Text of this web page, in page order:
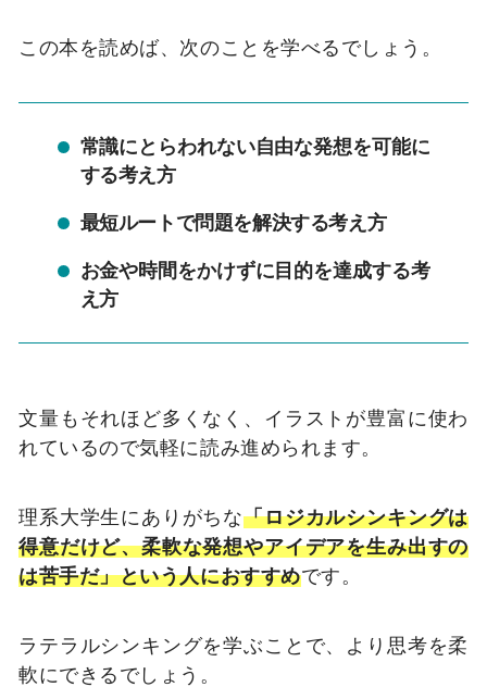
この本を読めば、次のことを学べるでしょう。
常識にとらわれない自由な発想を可能に
する考え方
最短ルートで問題を解決する考え方
お金や時間をかけずに目的を達成する考
え方
文量もそれほど多くなく、イラストが豊富に使わ
れているので気軽に読み進められます。
理系大学生にありがちな「ロジカルシンキングは
得意だけど、柔軟な発想やアイデアを生み出すの
は苦手だ」という人におすすめです。
ラテラルシンキングを学ぶことで、より思考を柔
軟にできるでしょう。